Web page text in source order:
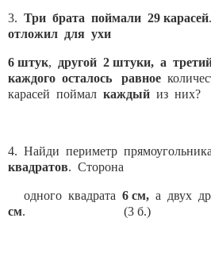
3. Три брата поймали 29 карасей
отложил для ухи
6 штук, другой 2 штуки, а
каждого осталось равное
карасей поймал каждый из
4. Найди периметр
квадратов. Сторона
одного квадрата 6 см, а двух
см. (3 б.)